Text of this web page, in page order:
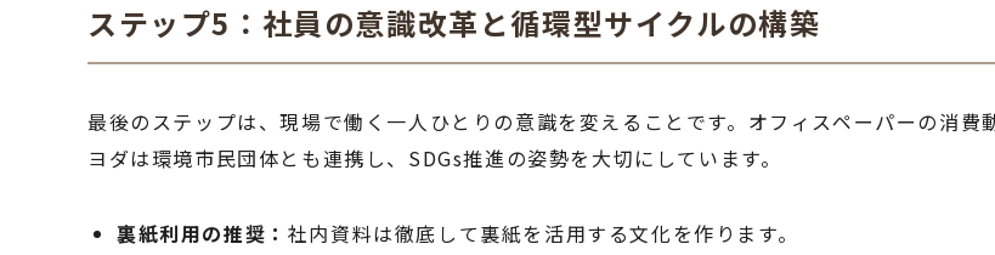
ステップ5：社員の意識改革と循環型サイクルの構築
最後のステップは、現場で働く一人ひとりの意識を変えることです。オフィスペーパーの消
ヨダは環境市民団体とも連携し、SDGs推進の姿勢を大切にしています。
裏紙利用の推奨： 社内資料は徹底して裏紙を活用する文化を作ります。